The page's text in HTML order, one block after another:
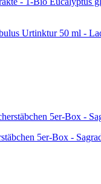
Urtinktur 50 ml -
5er-Box -